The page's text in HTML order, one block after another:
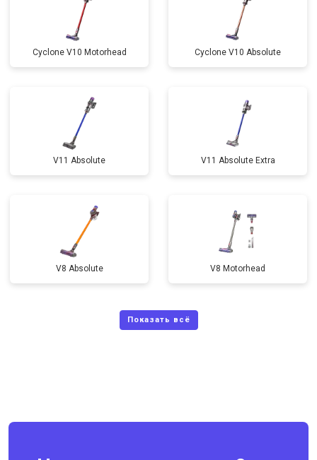
Cyclone V10 Motorhead Cyclone V10 Absolute
V11 Absolute V11 Absolute Extra
V8 Absolute V8 Motorhead